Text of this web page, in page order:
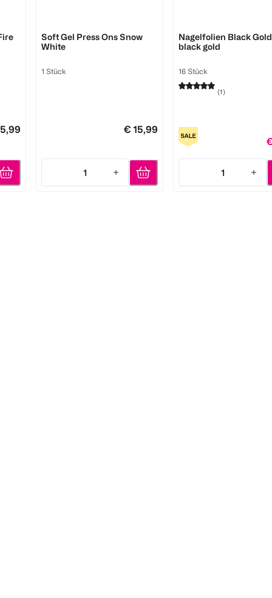
Soft Gel Press Ons Snow
White
1 Stück
€ 15,99
1
Quantity: 1
Nagelfolien Black Gold
black gold
16 Stück
(1)
1
Quantity: 1